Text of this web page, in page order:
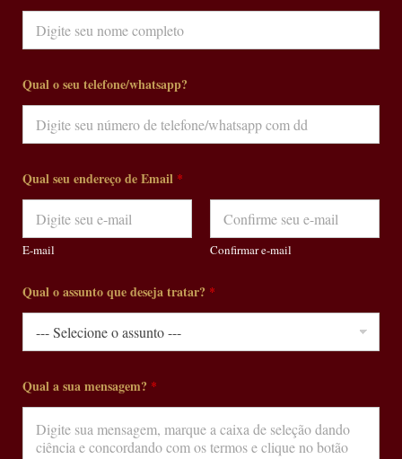
Qual o seu telefone/whatsapp?
Qual seu endereço de Email *
E-mail Confirmar e-mail
Qual o assunto que deseja tratar? *
Qual a sua mensagem? *